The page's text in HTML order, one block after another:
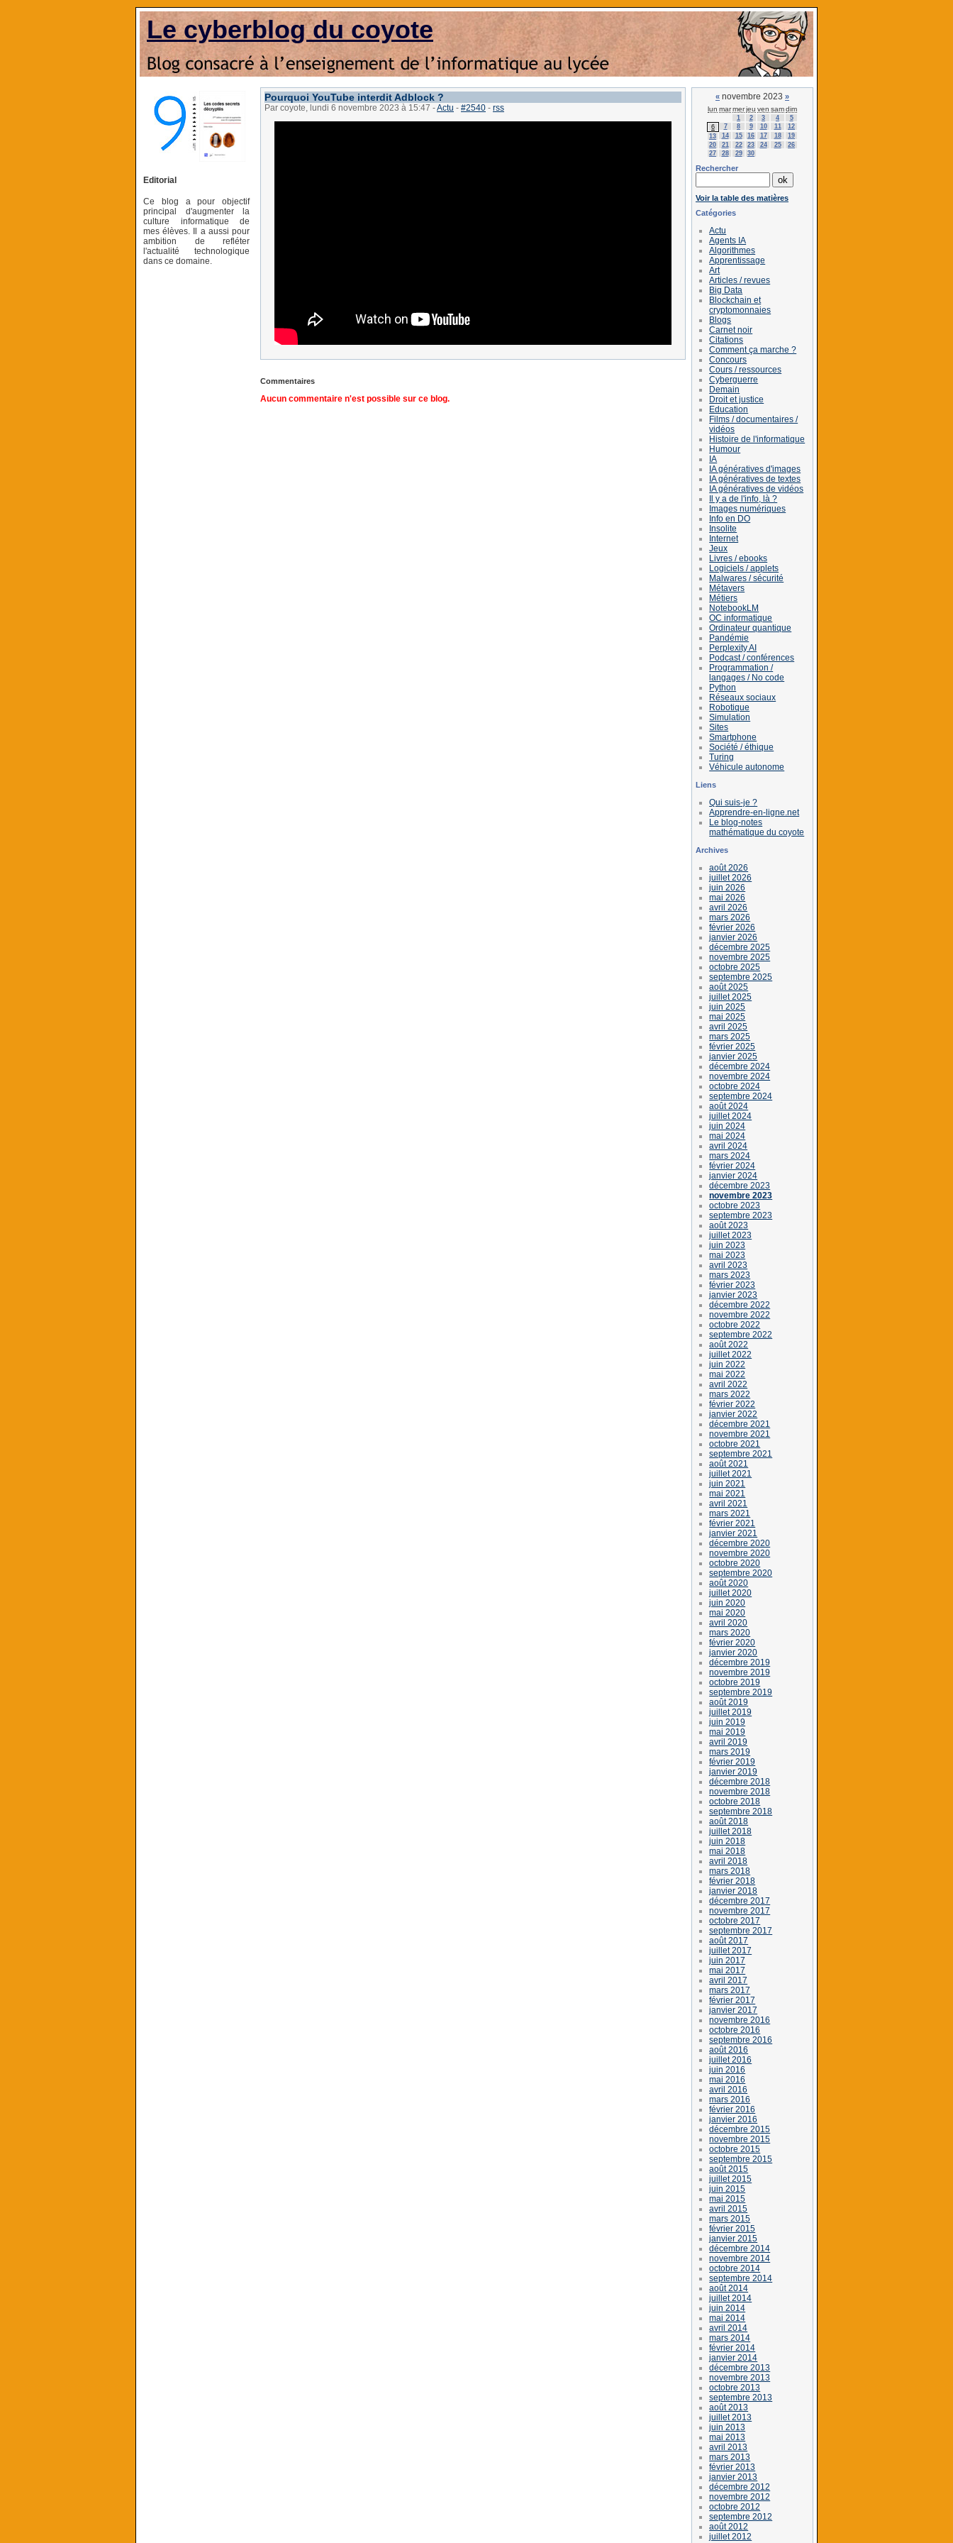
Le cyberblog du coyote
Editorial
Ce blog a pour objectif
principal d'augmenter la
culture informatique de
mes élèves. Il a aussi pour
ambition de refléter
l'actualité technologique
dans ce domaine.
Pourquoi YouTube interdit Adblock ?
Par coyote, lundi 6 novembre 2023 à 15:47 -Actu - #2540 - rss
Commentaires
Aucun commentaire n'est possible sur ce blog.
« novembre 2023 »
lun marmerjeu ven samdim
1 2 3 4
5
6
7 8 9 10 11
12
13
14 15 16 17 18
19
20
21 22 23 24 25
26
27
28 29 30
Rechercher
Voir la table des matières
Catégories
Actu
Agents IA
Algorithmes
Apprentissage
Art
Articles / revues
Big Data
Blockchain et
cryptomonnaies
Blogs
Carnet noir
Citations
Comment ça marche ?
Concours
Cours / ressources
Cyberguerre
Demain
Droit et justice
Education
Films / documentaires /
vidéos
Histoire de l'informatique
Humour
IA
IA génératives d'images
IA génératives de textes
IA génératives de vidéos
Il y a de l'info, là ?
Images numériques
Info en DO
Insolite
Internet
Jeux
Livres / ebooks
Logiciels / applets
Malwares / sécurité
Métavers
Métiers
NotebookLM
OC informatique
Ordinateur quantique
Pandémie
Perplexity AI
Podcast / conférences
Programmation /
langages / No code
Python
Réseaux sociaux
Robotique
Simulation
Sites
Smartphone
Société / éthique
Turing
Véhicule autonome
Liens
Qui suis-je ?
Apprendre-en-ligne.net
Le blog-notes
mathématique du coyote
Archives
août 2026
juillet 2026
juin 2026
mai 2026
avril 2026
mars 2026
février 2026
janvier 2026
décembre 2025
novembre 2025
octobre 2025
septembre 2025
août 2025
juillet 2025
juin 2025
mai 2025
avril 2025
mars 2025
février 2025
janvier 2025
décembre 2024
novembre 2024
octobre 2024
septembre 2024
août 2024
juillet 2024
juin 2024
mai 2024
avril 2024
mars 2024
février 2024
janvier 2024
décembre 2023
novembre 2023
octobre 2023
septembre 2023
août 2023
juillet 2023
juin 2023
mai 2023
avril 2023
mars 2023
février 2023
janvier 2023
décembre 2022
novembre 2022
octobre 2022
septembre 2022
août 2022
juillet 2022
juin 2022
mai 2022
avril 2022
mars 2022
février 2022
janvier 2022
décembre 2021
novembre 2021
octobre 2021
septembre 2021
août 2021
juillet 2021
juin 2021
mai 2021
avril 2021
mars 2021
février 2021
janvier 2021
décembre 2020
novembre 2020
octobre 2020
septembre 2020
août 2020
juillet 2020
juin 2020
mai 2020
avril 2020
mars 2020
février 2020
janvier 2020
décembre 2019
novembre 2019
octobre 2019
septembre 2019
août 2019
juillet 2019
juin 2019
mai 2019
avril 2019
mars 2019
février 2019
janvier 2019
décembre 2018
novembre 2018
octobre 2018
septembre 2018
août 2018
juillet 2018
juin 2018
mai 2018
avril 2018
mars 2018
février 2018
janvier 2018
décembre 2017
novembre 2017
octobre 2017
septembre 2017
août 2017
juillet 2017
juin 2017
mai 2017
avril 2017
mars 2017
février 2017
janvier 2017
novembre 2016
octobre 2016
septembre 2016
août 2016
juillet 2016
juin 2016
mai 2016
avril 2016
mars 2016
février 2016
janvier 2016
décembre 2015
novembre 2015
octobre 2015
septembre 2015
août 2015
juillet 2015
juin 2015
mai 2015
avril 2015
mars 2015
février 2015
janvier 2015
décembre 2014
novembre 2014
octobre 2014
septembre 2014
août 2014
juillet 2014
juin 2014
mai 2014
avril 2014
mars 2014
février 2014
janvier 2014
décembre 2013
novembre 2013
octobre 2013
septembre 2013
août 2013
juillet 2013
juin 2013
mai 2013
avril 2013
mars 2013
février 2013
janvier 2013
décembre 2012
novembre 2012
octobre 2012
septembre 2012
août 2012
juillet 2012